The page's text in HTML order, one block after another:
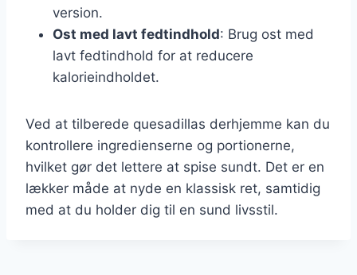
version.
Ost med lavt fedtindhold: Brug ost med
lavt fedtindhold for at reducere
kalorieindholdet.
Ved at tilberede quesadillas derhjemme kan du
kontrollere ingredienserne og portionerne,
hvilket gør det lettere at spise sundt. Det er en
lækker måde at nyde en klassisk ret, samtidig
med at du holder dig til en sund livsstil.